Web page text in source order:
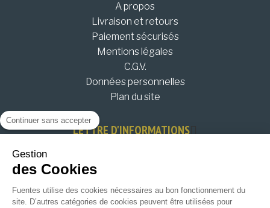
Continuer sans accepter
Gestion
des Cookies
Fuentes utilise des cookies nécessaires au bon fonctionnement du
site. D’autres catégories de cookies peuvent être utilisées pour
A propos
Livraison et retours
Paiement sécurisés
Mentions légales
C.G.V.
Données personnelles
Plan du site
LETTRE D'INFORMATIONS
Restez informés de nos évènements, bons plans et
JE M'INSCRIS !